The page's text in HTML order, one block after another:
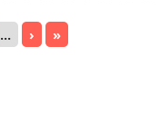
... › »